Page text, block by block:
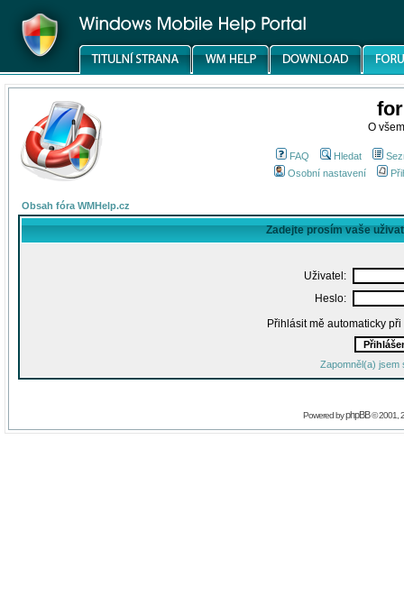
O
FAQ Hledat
Osobní nastavení
Obsah fóra WMHelp.cz
Zadejte prosím vaše
Uživatel:
Heslo:
Přihlásit mě automaticky
Zapomněl(a) jsem
Powered byphpBB© 2001,